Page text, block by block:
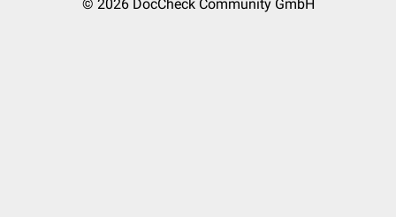
© 2026 DocCheck Community GmbH